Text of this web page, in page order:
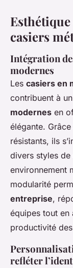
casiers
Intégration
modernes
Les casiers en
contribuent à un
modernes en
élégante.
résistants, ils
divers styles de
environnement
modularité
entreprise,
équipes tout en
productivité
refléter